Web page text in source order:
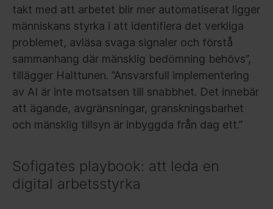
takt med att arbetet blir mer automatiserat ligger
människans styrka i att identifiera det verkliga
problemet, avläsa svaga signaler och förstå
sammanhang där mänsklig bedömning behövs”,
tillägger Halttunen. ”Ansvarsfull implementering
av AI är inte motsatsen till snabbhet. Det innebär
att ägande, avgränsningar, granskningsbarhet
och mänsklig tillsyn är inbyggda från dag ett.”
Sofigates playbook: att leda en
digital arbetsstyrka